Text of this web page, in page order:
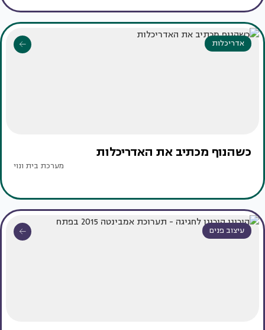
אדריכלות
כשהנוף מכתיב את האדריכלות
מערכת בית ונוי
עיצוב פנים